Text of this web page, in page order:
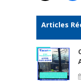
Articles